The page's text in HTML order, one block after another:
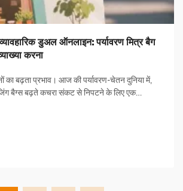
डुअल ऑनलाइन: पर्यावरण मित्र बैग
करना
का बढ़ता प्रभाव। आज की पर्यावरण-चेतन दुनिया में,
बैग्स बढ़ते कचरा संकट से निपटने के लिए एक